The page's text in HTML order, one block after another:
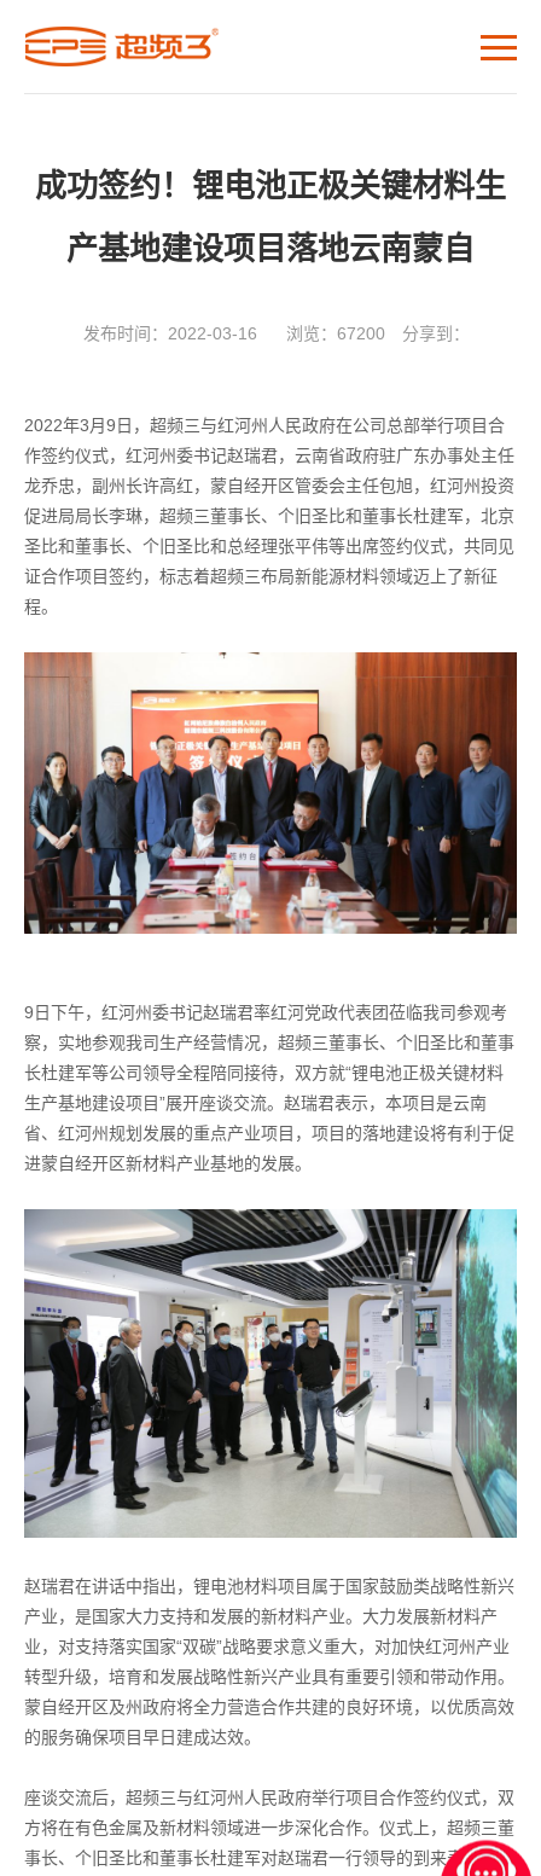
成功签约！锂电池正极关键材料生
产基地建设项目落地云南蒙自
发布时间：2022-03-16 浏览：67200 分享到：
2022年3月9日，超频三与红河州人民政府在公司总部举行项目合
作签约仪式，红河州委书记赵瑞君，云南省政府驻广东办事处主任
龙乔忠，副州长许高红，蒙自经开区管委会主任包旭，红河州投资
促进局局长李琳，超频三董事长、个旧圣比和董事长杜建军，北京
圣比和董事长、个旧圣比和总经理张平伟等出席签约仪式，共同见
证合作项目签约，标志着超频三布局新能源材料领域迈上了新征
程。
9日下午，红河州委书记赵瑞君率红河党政代表团莅临我司参观考
察，实地参观我司生产经营情况，超频三董事长、个旧圣比和董事
长杜建军等公司领导全程陪同接待，双方就“锂电池正极关键材料
生产基地建设项目”展开座谈交流。赵瑞君表示，本项目是云南
省、红河州规划发展的重点产业项目，项目的落地建设将有利于促
进蒙自经开区新材料产业基地的发展。
赵瑞君在讲话中指出，锂电池材料项目属于国家鼓励类战略性新兴
产业，是国家大力支持和发展的新材料产业。大力发展新材料产
业，对支持落实国家“双碳”战略要求意义重大，对加快红河州产业
转型升级，培育和发展战略性新兴产业具有重要引领和带动作用。
蒙自经开区及州政府将全力营造合作共建的良好环境，以优质高效
的服务确保项目早日建成达效。
座谈交流后，超频三与红河州人民政府举行项目合作签约仪式，双
方将在有色金属及新材料领域进一步深化合作。仪式上，超频三董
事长、个旧圣比和董事长杜建军对赵瑞君一行领导的到来表示热烈